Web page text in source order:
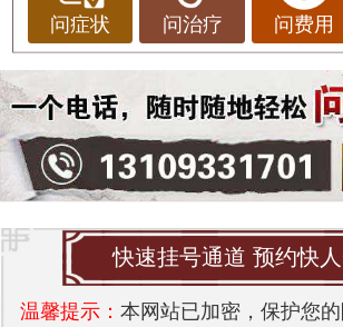
问症状 问治疗 问费用
快速挂号通道 预约快
温馨提示： 本网站已加密，保护您